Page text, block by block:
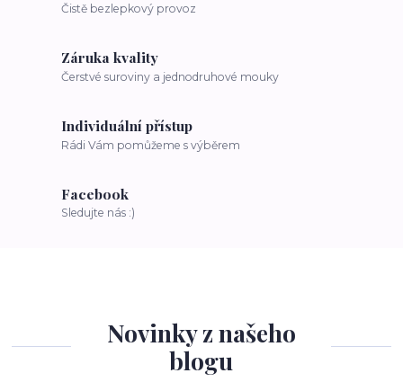
Čistě bezlepkový provoz
Záruka kvality
Čerstvé suroviny a jednodruhové mouky
Individuální přístup
Rádi Vám pomůžeme s výběrem
Facebook
Sledujte nás :)
Novinky z našeho
blogu